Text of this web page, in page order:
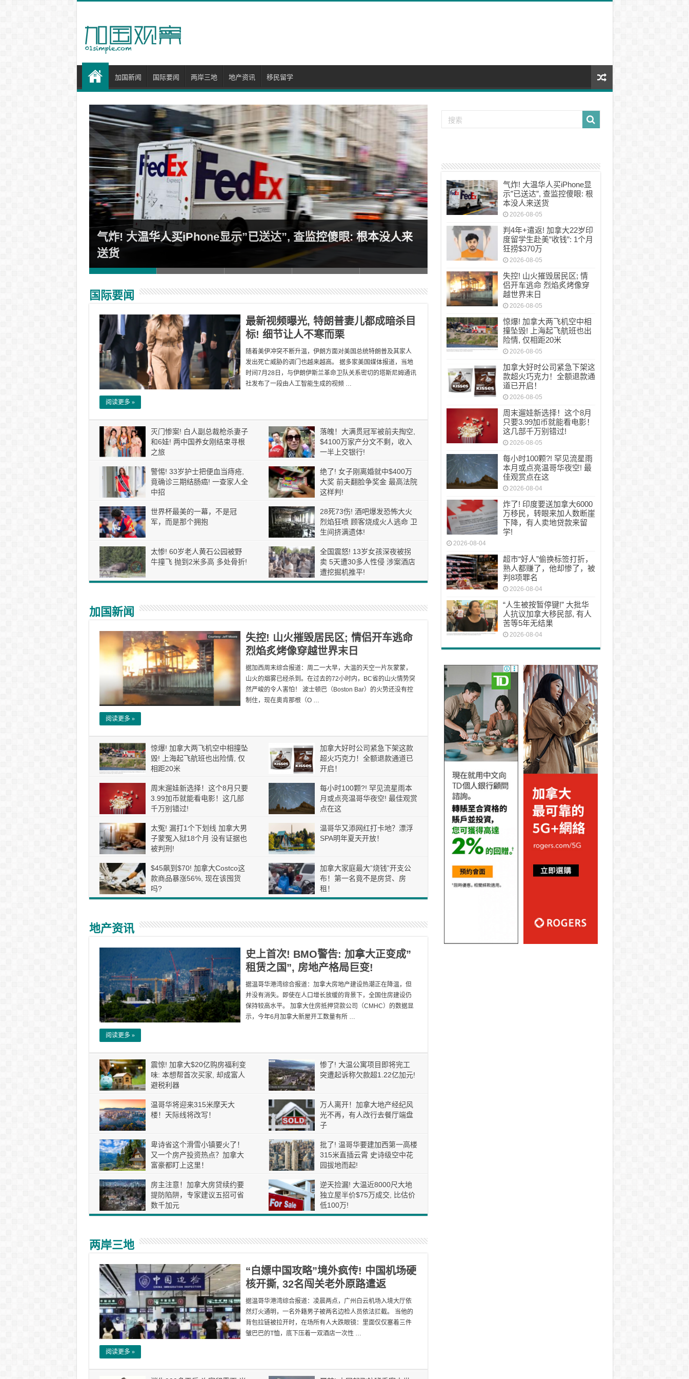
加国新闻 国际要闻 两岸三地 地产资讯 移民留学
气炸! 大温华人买iPhone显示”已送达”, 查监控傻眼: 根本没人来
送货
判4年+遣返! 加拿大22岁印度留学生赴美”收钱”: 1
国际要闻
最新视频曝光, 特朗普妻儿都成暗杀目
标! 细节让人不寒而栗
随着美伊冲突不断升温，伊朗方面对美国总统特朗普及其家人
发出死亡威胁的调门也越来越高。 据多家美国媒体报道，当地
时间7月28日，与伊朗伊斯兰革命卫队关系密切的塔斯尼姆通讯
社发布了一段由人工智能生成的视频 …
阅读更多 »
灭门惨案! 白人副总裁枪杀妻子
和6娃! 两中国养女刚结束寻根
之旅
落魄！大满贯冠军被前夫掏空,
$4100万家产分文不剩，收入
一半上交银行!
警惕! 33岁护士把便血当痔疮,
竟确诊三期结肠癌! 一查家人全
中招
绝了! 女子刚离婚就中$400万
大奖 前夫翻脸争奖金 最高法院
这样判!
世界杯最美的一幕，不是冠
军，而是那个拥抱
28死73伤! 酒吧爆发恐怖大火
烈焰狂喷 顾客烧成火人逃命 卫
生间挤满遗体!
太惨! 60岁老人黄石公园被野
牛撞飞 抛到2米多高 多处骨折!
全国震怒! 13岁女孩深夜被拐
卖 5天遭30多人性侵 涉案酒店
遭挖掘机推平!
加国新闻
失控! 山火摧毁居民区; 情侣开车逃命
烈焰炙烤像穿越世界末日
据加西周末综合报道：周二一大早，大温的天空一片灰蒙蒙，
山火的烟雾已经杀到。在过去的72小时内，BC省的山火情势突
然严峻的令人害怕！ 波士顿巴（Boston Bar）的火势还没有控
制住，现在奥肯那根（O …
阅读更多 »
惊爆! 加拿大两飞机空中相撞坠
毁! 上海起飞航班也出险情, 仅
相距20米
加拿大好时公司紧急下架这款
超火巧克力！全额退款通道已
开启！
周末遛娃新选择！这个8月只要
3.99加币就能看电影！这几部
千万别错过!
每小时100颗?! 罕见流星雨本
月或点亮温哥华夜空! 最佳观赏
点在这
太冤! 漏打1个下划线 加拿大男
子蒙冤入狱18个月 没有证据也
被判刑!
温哥华又添网红打卡地？漂浮
SPA明年夏天开放！
$45飙到$70! 加拿大Costco这
款商品暴涨56%, 现在该囤货
吗?
加拿大家庭最大”烧钱”开支公
布！第一名竟不是房贷、房
租！
地产资讯
史上首次! BMO警告: 加拿大正变成”
租赁之国”, 房地产格局巨变!
据温哥华港湾综合报道：加拿大房地产建设热潮正在降温，但
并没有消失。即使在人口增长放缓的背景下，全国住房建设仍
保持较高水平。 加拿大住房抵押贷款公司（CMHC）的数据显
示，今年6月加拿大新屋开工数量有所 …
阅读更多 »
震惊! 加拿大$20亿购房福利变
味: 本想帮首次买家, 却成富人
避税利器
惨了! 大温公寓项目即将完工
突遭起诉称欠款超1.22亿加元!
温哥华将迎来315米摩天大
楼！天际线将改写！
万人离开！加拿大地产经纪风
光不再，有人改行去餐厅端盘
子
卑诗省这个滑雪小镇要火了！
又一个房产投资热点？加拿大
富豪都盯上这里！
批了! 温哥华要建加西第一高楼
315米直插云霄 史诗级空中花
园拔地而起!
房主注意！加拿大房贷续约要
提防陷阱，专家建议五招可省
数千加元
逆天捡漏! 大温近8000尺大地
独立屋半价$75万成交, 比估价
低100万!
两岸三地
“白嫖中国攻略”境外疯传! 中国机场硬
核开撕, 32名闯关老外原路遣返
据温哥华港湾综合报道：凌晨两点，广州白云机场入境大厅依
然灯火通明，一名外籍男子被两名边检人员依法拦截。 当他的
背包拉链被拉开时，在场所有人大跌眼镜：里面仅仅塞着三件
皱巴巴的T恤，底下压着一双酒店一次性 …
阅读更多 »
气炸! 大温华人买iPhone显
示”已送达”, 查监控傻眼: 根
本没人来送货
2026-08-05
判4年+遣返! 加拿大22岁印
度留学生赴美”收钱”: 1个月
狂捞$370万
2026-08-05
失控! 山火摧毁居民区; 情
侣开车逃命 烈焰炙烤像穿
越世界末日
2026-08-05
惊爆! 加拿大两飞机空中相
撞坠毁! 上海起飞航班也出
险情, 仅相距20米
2026-08-05
加拿大好时公司紧急下架这
款超火巧克力！全额退款通
道已开启！
2026-08-05
周末遛娃新选择！这个8月
只要3.99加币就能看电影！
这几部千万别错过!
2026-08-05
每小时100颗?! 罕见流星雨
本月或点亮温哥华夜空! 最
佳观赏点在这
2026-08-04
炸了! 印度要送加拿大6000
万移民，转眼来加人数断崖
下降，有人卖地贷款来留
学!
2026-08-04
超市“好人”偷换标签打折，
熟人都赚了，他却惨了，被
判8项罪名
2026-08-04
“人生被按暂停键!” 大批华
人抗议加拿大移民部, 有人
苦等5年无结果
2026-08-04